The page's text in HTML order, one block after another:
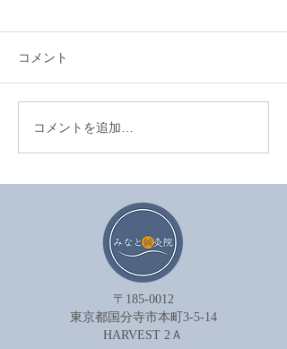
眼精疲労を鍼治療でやわ
らげる方法
コメント
コメントを追加…
〒185-0012
​東京都国分寺市本町3-5-14
HARVEST 2Ａ​